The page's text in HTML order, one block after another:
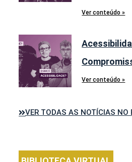
Ver conteúdo »
Ver conteúdo »
VER TODAS AS NOTÍCIAS NO